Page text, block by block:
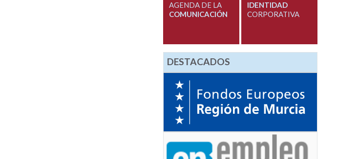
AGENDA DE LA
COMUNICACIÓN
IDENTIDAD
CORPORATIVA
DESTACADOS